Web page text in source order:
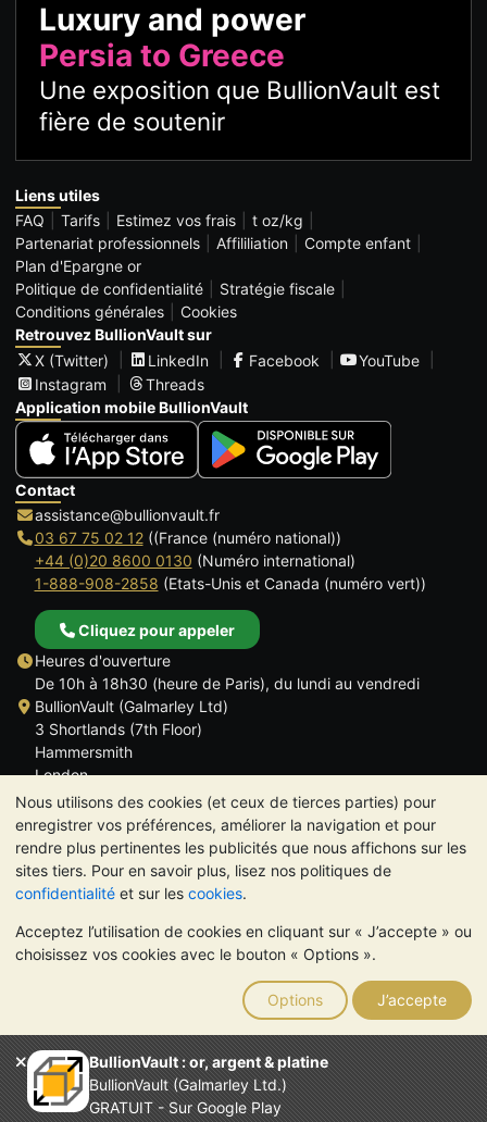
Nous utilisons des cookies (et ceux de tierces parties) pour
enregistrer vos préférences, améliorer la navigation et pour
rendre plus pertinentes les publicités que nous affichons sur les
sites tiers. Pour en savoir plus, lisez nos politiques de
confidentialité et sur les cookies.
Acceptez l’utilisation de cookies en cliquant sur « J’accepte » ou
choisissez vos cookies avec le bouton « Options ».
Options J’accepte
BullionVault : or, argent & platine
BullionVault (Galmarley Ltd.)
GRATUIT - Sur Google Play
Luxury and power
Persia to Greece
Une exposition que BullionVault est
fière de soutenir
Liens utiles
FAQ
Tarifs Estimez vos frais
t oz/kg
Partenariat professionnels
Affililiation
Compte enfant
Plan d'Epargne or
Politique de confidentialité
Stratégie fiscale
Conditions générales
Cookies
Retrouvez BullionVault sur
X (Twitter)
LinkedIn Facebook
YouTube
Instagram
Threads
Application mobile BullionVault
Contact
assistance@bullionvault.fr
03 67 75 02 12((France (numéro national))
+44 (0)20 8600 0130 (Numéro international)
1-888-908-2858 (Etats-Unis et Canada (numéro vert))
Cliquez pour appeler
Heures d'ouverture
De 10h à 18h30 (heure de Paris), du lundi au vendredi
BullionVault (Galmarley Ltd)
3 Shortlands (7th Floor)
Hammersmith
London
W6 8DA
ROYAUME UNI
TrustScore 4.6 | 534 avis
VEUILLEZ NOTER: La valeur des métaux précieux peut aussi
bien baisser qu'augmenter. Les tendances historiques ne
garantissent pas l'évolution future des cours. Rien sur les sites
Internet de BullionVault ou dans ses communications ne
constitue un conseil en investissement. Demander l'avis d'un
professionnel est à envisager pour déterminer si la possession
de métaux précieux vous convient.
Entreprise enregistrée en Grande-Bretagne (numéro 4943684)